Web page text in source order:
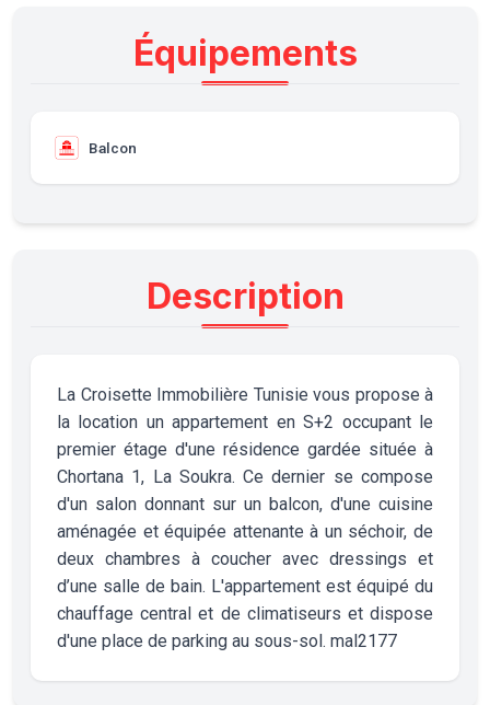
Équipements
Balcon
Description
La Croisette Immobilière Tunisie vous propose à
la location un appartement en S+2 occupant le
premier étage d'une résidence gardée située à
Chortana 1, La Soukra. Ce dernier se compose
d'un salon donnant sur un balcon, d'une cuisine
aménagée et équipée attenante à un séchoir, de
deux chambres à coucher avec dressings et
d’une salle de bain. L'appartement est équipé du
chauffage central et de climatiseurs et dispose
d'une place de parking au sous-sol. mal2177